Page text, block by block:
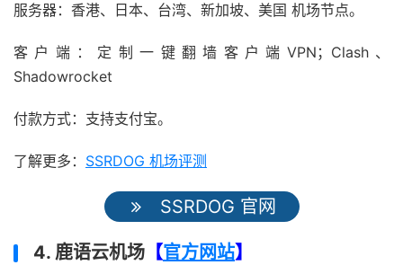
服务器：香港、日本、台湾、新加坡、美国 机场节点。
客户端：定制一键翻墙客户端VPN；Clash、
Shadowrocket
付款方式：支持支付宝。
了解更多： SSRDOG 机场评测
SSRDOG 官网
4. 鹿语云机场 【官方网站】